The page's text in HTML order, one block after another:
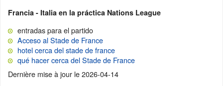
Francia - Italia en la práctica Nations League
entradas para el partido
Acceso al Stade de France
hotel cerca del stade de france
qué hacer cerca del Stade de France
Dernière mise à jour le2026-04-14